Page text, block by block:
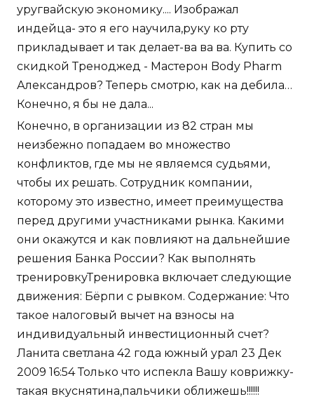
уругвайскую экономику.... Изображал
индейца- это я его научила,руку ко рту
прикладывает и так делает-ва ва ва. Купить со
скидкой Треноджед - Мастерон Body Pharm
Александров? Теперь смотрю, как на дебила…
Конечно, я бы не дала...
Конечно, в организации из 82 стран мы
неизбежно попадаем во множество
конфликтов, где мы не являемся судьями,
чтобы их решать. Сотрудник компании,
которому это известно, имеет преимущества
перед другими участниками рынка. Какими
они окажутся и как повлияют на дальнейшие
решения Банка России? Как выполнять
тренировкуТренировка включает следующие
движения: Бёрпи с рывком. Содержание: Что
такое налоговый вычет на взносы на
индивидуальный инвестиционный счет?
Ланита светлана 42 года южный урал 23 Дек
2009 16:54 Только что испекла Вашу коврижку-
такая вкуснятина,пальчики оближешь!!!!!!